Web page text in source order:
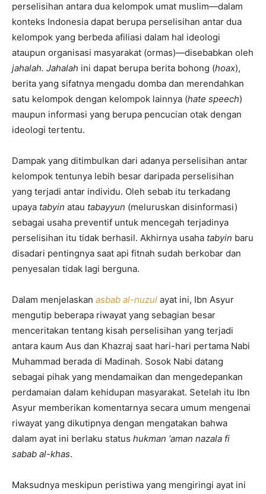
perselisihan antara dua kelompok umat muslim—dalam
konteks Indonesia dapat berupa perselisihan antar dua
kelompok yang berbeda afiliasi dalam hal ideologi
ataupun organisasi masyarakat (ormas)—disebabkan oleh
jahalah. Jahalah ini dapat berupa berita bohong (hoax),
berita yang sifatnya mengadu domba dan merendahkan
satu kelompok dengan kelompok lainnya (hate speech)
maupun informasi yang berupa pencucian otak dengan
ideologi tertentu.
Dampak yang ditimbulkan dari adanya perselisihan antar
kelompok tentunya lebih besar daripada perselisihan
yang terjadi antar individu. Oleh sebab itu terkadang
upaya tabyin atau tabayyun (meluruskan disinformasi)
sebagai usaha preventif untuk mencegah terjadinya
perselisihan itu tidak berhasil. Akhirnya usaha tabyin baru
disadari pentingnya saat api fitnah sudah berkobar dan
penyesalan tidak lagi berguna.
Dalam menjelaskan asbab al-nuzul ayat ini, Ibn Asyur
mengutip beberapa riwayat yang sebagian besar
menceritakan tentang kisah perselisihan yang terjadi
antara kaum Aus dan Khazraj saat hari-hari pertama Nabi
Muhammad berada di Madinah. Sosok Nabi datang
sebagai pihak yang mendamaikan dan mengedepankan
perdamaian dalam kehidupan masyarakat. Setelah itu Ibn
Asyur memberikan komentarnya secara umum mengenai
riwayat yang dikutipnya dengan mengatakan bahwa
dalam ayat ini berlaku status hukman ‘aman nazala fi
sabab al-khas.
Maksudnya meskipun peristiwa yang mengiringi ayat ini